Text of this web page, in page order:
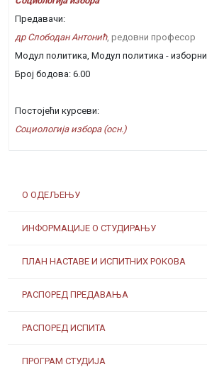
О ОДЕЉЕЊУ
ИНФОРМАЦИЈЕ О СТУДИРАЊУ
ПЛАН НАСТАВЕ И ИСПИТНИХ РОКОВА
РАСПОРЕД ПРЕДАВАЊА
РАСПОРЕД ИСПИТА
ПРОГРАМ СТУДИЈА
Предавачи:
др Слободан Антонић, редовни професор
Модул политика, Модул политика - изборни
Број бодова: 6.00
Постојећи курсеви:
Социологија избора (осн.)